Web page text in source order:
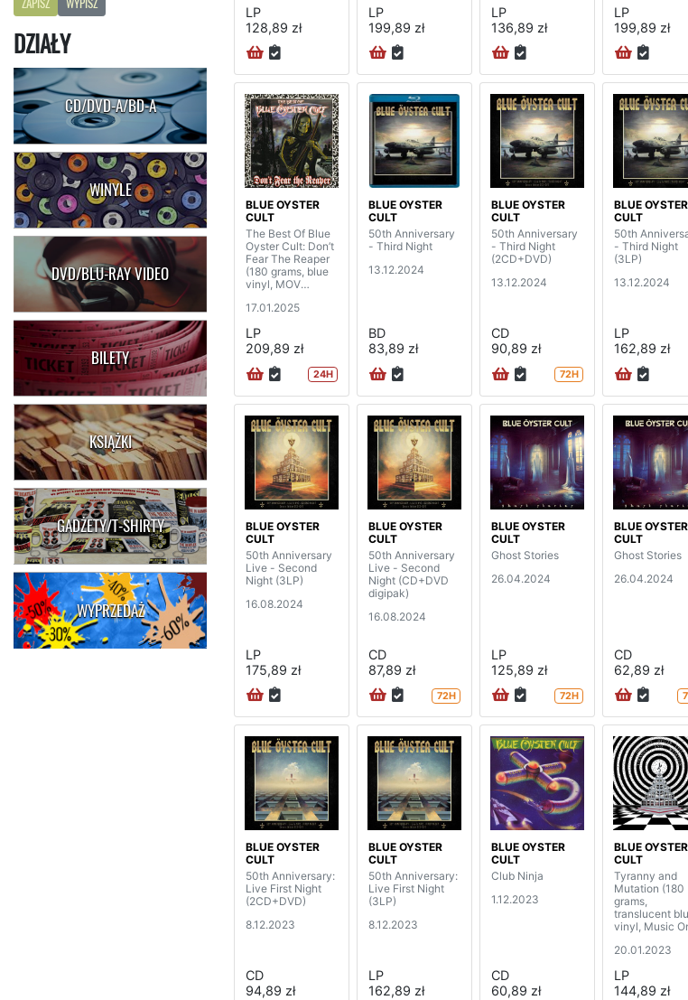
ZAPISZ WYPISZ
DZIAŁY
CD/DVD-A/BD-A
WINYLE
DVD/BLU-RAY VIDEO
BILETY
KSIĄŻKI
GADŻETY/T-SHIRTY
WYPRZEDAŻ
LP
128,89 zł
LP
199,89 zł
LP
136,89 zł
LP
199,89 zł
BLUE OYSTER
CULT
The Best Of Blue
Oyster Cult: Don’t
Fear The Reaper
(180 grams, blue
vinyl, MOV
17.01.2025
LP
209,89 zł
24H
BLUE OYSTER
CULT
50th Anniversary
- Third Night
13.12.2024
BD
83,89 zł
BLUE OYSTER
CULT
50th Anniversary
- Third Night
(2CD+DVD)
13.12.2024
CD
90,89 zł
72H
BLUE OYSTER
CULT
50th
- Third Night
(3LP)
13.12.2024
LP
162,89 zł
BLUE OYSTER
CULT
50th Anniversary
Live - Second
Night (3LP)
16.08.2024
LP
175,89 zł
BLUE OYSTER
CULT
50th Anniversary
Live - Second
Night (CD+DVD
digipak)
16.08.2024
CD
87,89 zł
72H
BLUE OYSTER
CULT
Ghost Stories
26.04.2024
LP
125,89 zł
72H
BLUE OYSTER
CULT
Ghost Stories
26.04.2024
CD
62,89 zł
BLUE OYSTER
CULT
50th Anniversary:
Live First Night
(2CD+DVD)
8.12.2023
CD
94,89 zł
BLUE OYSTER
CULT
50th Anniversary:
Live First Night
(3LP)
8.12.2023
LP
162,89 zł
BLUE OYSTER
CULT
Club Ninja
1.12.2023
CD
60,89 zł
BLUE OYSTER
CULT
Tyranny and
Mutation (180
grams,
translucent
vinyl, Music
20.01.2023
LP
144,89 zł